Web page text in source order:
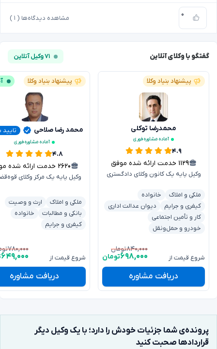
۰ مشاهده دیدگاه‌ها ( ۱
گفتگو با وکلای آنلاین ۷۱ وکیل آنلاین
پیشنهاد بنیاد وکلا
محمدرضا توکلی
آماده مشاوره فوری
۴.۹
۱۱۲۹ خدمت ارائه شده موفق
وکیل پایه یک کانون وکلای دادگستری
ملکی و املاک
خانواده
کیفری و جرایم
دیوان عدالت اداری
کار و تأمین اجتماعی
خودرو و حمل‌ونقل
شروع قیمت از
۸۴۰,۰۰۰تومان
۶۹۸,۰۰۰تومان
دریافت مشاوره
پیشنهاد بنیاد وکلا
محمد رضا صلاحی
آماده مشاوره فوری
۴.۸
۲۶۲۰ خدمت ارائه شده موفق
وکیل پایه یک مرکز وکلای
ملکی و املاک
ارث و وصیت
بانکی و مطالبات
خانواده
کیفری و جرایم
شروع قیمت از
۷۸۰,۰۰۰
۶۴۹,۰۰۰
دریافت مشاوره
پرونده‌ی شما جزئیات خودش را دارد؛ با یک وکیل دیگر
قراردادها صحبت کنید